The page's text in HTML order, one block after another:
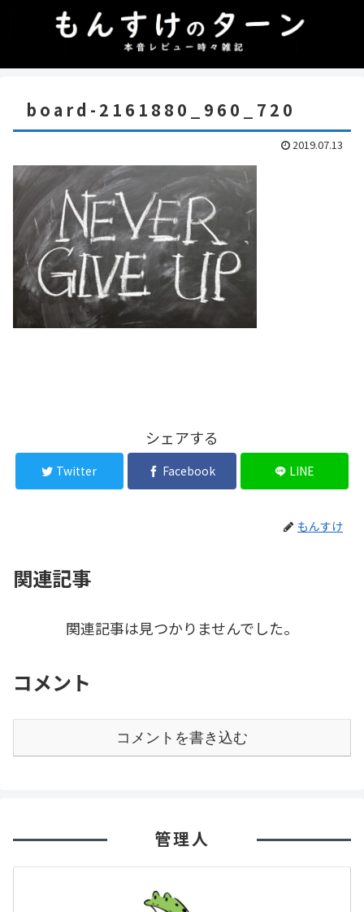
board-2161880_960_720
2019.07.13
シェアする
Twitter Facebook LINE
もんすけ
関連記事
関連記事は見つかりませんでした。
コメント
コメントを書き込む
管理人